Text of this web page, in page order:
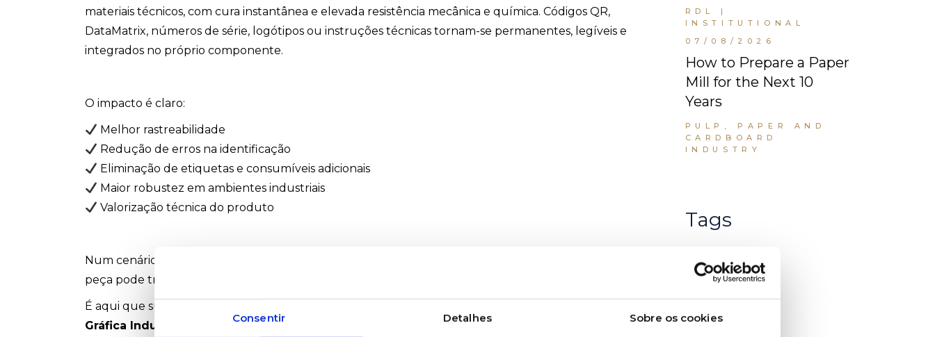
Consentir Detalhes Sobre os cookies
materiais técnicos, com cura instantânea e elevada resistência mecânica e química. Códigos QR,
DataMatrix, números de série, logótipos ou instruções técnicas tornam-se permanentes, legíveis e
integrados no próprio componente.
O impacto é claro:
Melhor rastreabilidade
Redução de erros na identificação
Eliminação de etiquetas e consumíveis adicionais
Maior robustez em ambientes industriais
Valorização técnica do produto
Num cenário onde ERP, manutenção preditiva e controlo de ativos são cada vez mais críticos, cada
peça pode transformar-se num ponto físico de ligação ao sistema digital da empresa
É aqui que surge a sinergia natural entre a unidade de
Gráfica Industrial
RDL |
INSTITUTIONAL
07/08/2026
How to Prepare a Paper
Mill for the Next 10
Years
PULP, PAPER AND
CARDBOARD
INDUSTRY
Tags